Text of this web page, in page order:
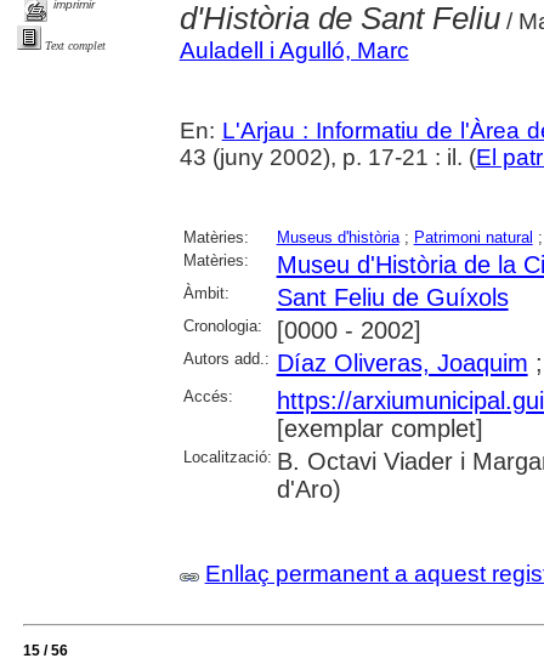
imprimir
Text complet
d'Història de Sant Feliu/
Auladell i Agulló, Marc
En: L'Arjau : Informatiu de l'Àrea
43 (juny 2002), p. 17-21 : il. (El
Matèries: Museus d'història; Patrimoni natural
Matèries:
Museu d'Història de la
Àmbit: Sant Feliu de Guíxols
Cronologia: [0000 - 2002]
Autors add.: Díaz Oliveras, Joaquim
Accés:
https://
[exemplar complet]
Localització: B. Octavi Viader i
d'Aro)
Enllaç permanent a aquest
15 / 56